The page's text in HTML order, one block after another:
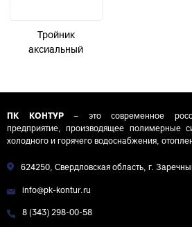
Тройник
аксиальный
D32 (4,4)
ПК КОНТУР– это современное
предприятие, производящее полимерные
холодного и горячего водоснабжения,
624250, Свердловская область, г.
info@pk-kontur.ru
8 (343) 298-00-58